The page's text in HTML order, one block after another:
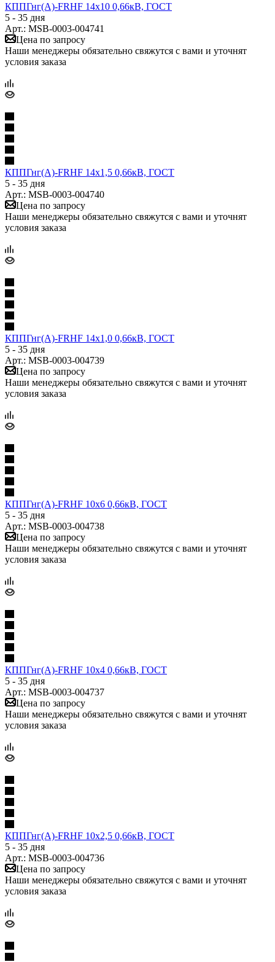
КППГнг(А)-FRHF 14х10 0,66кВ, ГОСТ
5 - 35 дня
Арт.: MSB-0003-004741
Цена по запросу
Наши менеджеры обязательно свяжутся с вами и уточнят
условия заказа
КППГнг(А)-FRHF 14х1,5 0,66кВ, ГОСТ
5 - 35 дня
Арт.: MSB-0003-004740
Цена по запросу
Наши менеджеры обязательно свяжутся с вами и уточнят
условия заказа
КППГнг(А)-FRHF 14х1,0 0,66кВ, ГОСТ
5 - 35 дня
Арт.: MSB-0003-004739
Цена по запросу
Наши менеджеры обязательно свяжутся с вами и уточнят
условия заказа
КППГнг(А)-FRHF 10х6 0,66кВ, ГОСТ
5 - 35 дня
Арт.: MSB-0003-004738
Цена по запросу
Наши менеджеры обязательно свяжутся с вами и уточнят
условия заказа
КППГнг(А)-FRHF 10х4 0,66кВ, ГОСТ
5 - 35 дня
Арт.: MSB-0003-004737
Цена по запросу
Наши менеджеры обязательно свяжутся с вами и уточнят
условия заказа
КППГнг(А)-FRHF 10х2,5 0,66кВ, ГОСТ
5 - 35 дня
Арт.: MSB-0003-004736
Цена по запросу
Наши менеджеры обязательно свяжутся с вами и уточнят
условия заказа